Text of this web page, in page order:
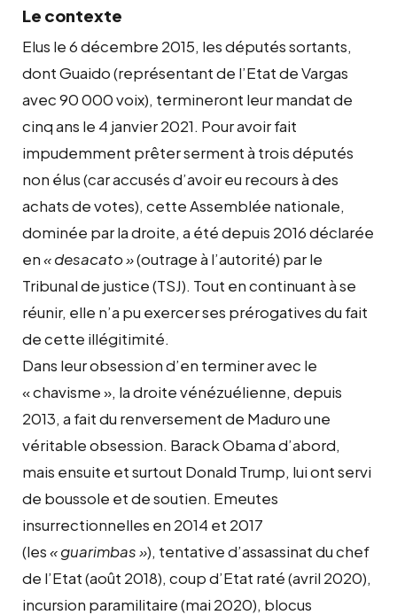
Le contexte
Elus le 6 décembre 2015, les députés sortants,
dont Guaido (représentant de l’Etat de Vargas
avec 90 000 voix), termineront leur mandat de
cinq ans le 4 janvier 2021. Pour avoir fait
impudemment prêter serment à trois députés
non élus (car accusés d’avoir eu recours à des
achats de votes), cette Assemblée nationale,
dominée par la droite, a été depuis 2016 déclarée
en« desacato »(outrage à l’autorité) par le
Tribunal de justice (TSJ). Tout en continuant à se
réunir, elle n’a pu exercer ses prérogatives du fait
de cette illégitimité.
Dans leur obsession d’en terminer avec le
« chavisme », la droite vénézuélienne, depuis
2013, a fait du renversement de Maduro une
véritable obsession. Barack Obama d’abord,
mais ensuite et surtout Donald Trump, lui ont servi
de boussole et de soutien. Emeutes
insurrectionnelles en 2014 et 2017
(les« guarimbas »), tentative d’assassinat du chef
de l’Etat (août 2018), coup d’Etat raté (avril 2020),
incursion paramilitaire (mai 2020), blocus